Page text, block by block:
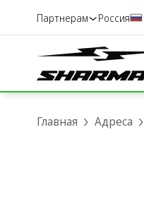
Партнерам Россия
Главная Адреса